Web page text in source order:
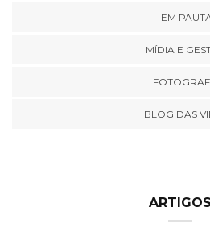
EM
MÍDIA E
BLOG DAS
ARTIGOS